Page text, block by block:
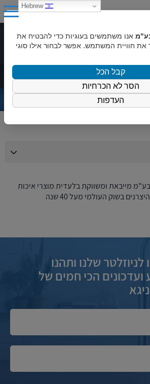
שלנו
מייבאת ומשווקת בלעדית מוצרי איכות
בשוק העולמי מעל 40 שנה
שלנו ותהנו
הכי חמים של
אנו משתמשים בעוגיות כדי להבטיח את
חוויית המשתמש. אפשר לבחור אילו סוגי
קבל הכל
הסר לא הכרחיות
העדפות
Hebrew